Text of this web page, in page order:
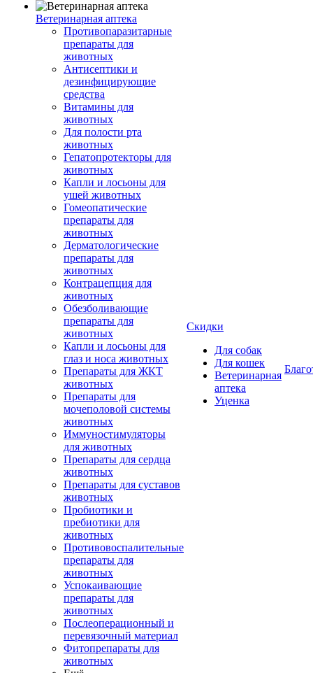
Ветеринарная аптека
Противопаразитарные
препараты для
животных
Антисептики и
дезинфицирующие
средства
Витамины для
животных
Для полости рта
животных
Гепатопротекторы для
животных
Капли и лосьоны для
ушей животных
Гомеопатические
препараты для
животных
Дерматологические
препараты для
животных
Контрацепция для
животных
Обезболивающие
препараты для
животных
Капли и лосьоны для
глаз и носа животных
Препараты для ЖКТ
животных
Препараты для
мочеполовой системы
животных
Иммуностимуляторы
для животных
Препараты для сердца
животных
Препараты для суставов
животных
Пробиотики и
пребиотики для
животных
Противовоспалительные
препараты для
животных
Успокаивающие
препараты для
животных
Послеоперационный и
перевязочный материал
Фитопрепараты для
животных
Скидки
Для собак
Для кошек
Ветеринарная
аптека
Уценка